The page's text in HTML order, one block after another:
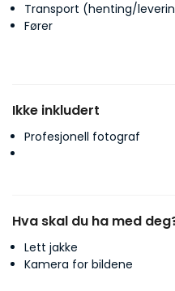
Transport (henting/
Fører
Ikke inkludert
Profesjonell fotograf
Hva skal du ha med
Lett jakke
Kamera for bildene